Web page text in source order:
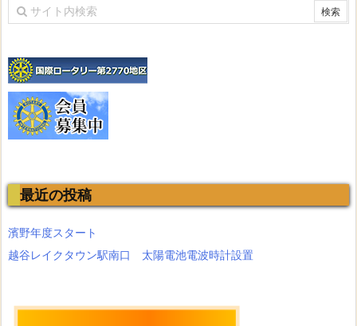
最近の投稿
濱野年度スタート
越谷レイクタウン駅南口 太陽電池電波時計設置